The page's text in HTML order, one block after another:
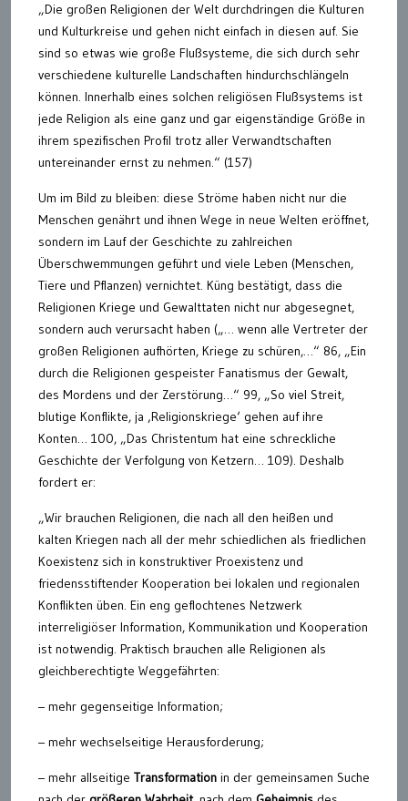
„Die großen Religionen der Welt durchdringen die Kulturen
und Kulturkreise und gehen nicht einfach in diesen auf. Sie
sind so etwas wie große Flußsysteme, die sich durch sehr
verschiedene kulturelle Landschaften hindurchschlängeln
können. Innerhalb eines solchen religiösen Flußsystems ist
jede Religion als eine ganz und gar eigenständige Größe in
ihrem spezifischen Profil trotz aller Verwandtschaften
untereinander ernst zu nehmen.“ (157)
Um im Bild zu bleiben: diese Ströme haben nicht nur die
Menschen genährt und ihnen Wege in neue Welten eröffnet,
sondern im Lauf der Geschichte zu zahlreichen
Überschwemmungen geführt und viele Leben (Menschen,
Tiere und Pflanzen) vernichtet. Küng bestätigt, dass die
Religionen Kriege und Gewalttaten nicht nur abgesegnet,
sondern auch verursacht haben („… wenn alle Vertreter der
großen Religionen aufhörten, Kriege zu schüren,…“ 86, „Ein
durch die Religionen gespeister Fanatismus der Gewalt,
des Mordens und der Zerstörung…“ 99, „So viel Streit,
blutige Konflikte, ja ‚Religionskriege‘ gehen auf ihre
Konten… 100, „Das Christentum hat eine schreckliche
Geschichte der Verfolgung von Ketzern… 109). Deshalb
fordert er:
„Wir brauchen Religionen, die nach all den heißen und
kalten Kriegen nach all der mehr schiedlichen als friedlichen
Koexistenz sich in konstruktiver Proexistenz und
friedensstiftender Kooperation bei lokalen und regionalen
Konflikten üben. Ein eng geflochtenes Netzwerk
interreligiöser Information, Kommunikation und Kooperation
ist notwendig. Praktisch brauchen alle Religionen als
gleichberechtigte Weggefährten:
– mehr gegenseitige Information;
– mehr wechselseitige Herausforderung;
– mehr allseitige Transformation in der gemeinsamen Suche